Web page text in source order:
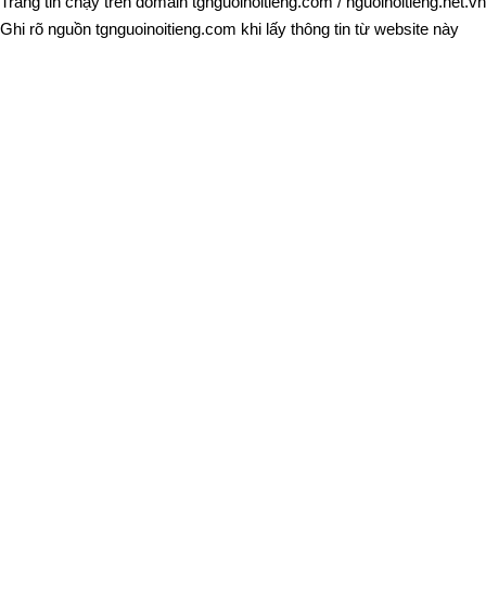
Ghi rõ nguồn tgnguoinoitieng.com khi lấy thông tin từ website này